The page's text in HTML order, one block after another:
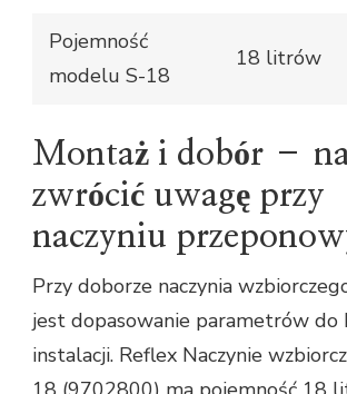
Pojemność
modelu S-18
18 litrów
Montaż i dobór –
zwrócić uwagę przy
naczyniu
Przy doborze naczynia
jest dopasowanie parametrów do
instalacji. Reflex Naczynie